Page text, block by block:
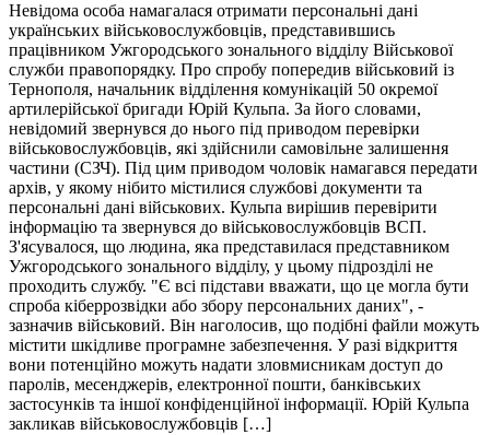
Невідома особа намагалася отримати персональні дані
українських військовослужбовців, представившись
працівником Ужгородського зонального відділу Військової
служби правопорядку. Про спробу попередив військовий із
Тернополя, начальник відділення комунікацій 50 окремої
артилерійської бригади Юрій Кульпа. За його словами,
невідомий звернувся до нього під приводом перевірки
військовослужбовців, які здійснили самовільне залишення
частини (СЗЧ). Під цим приводом чоловік намагався передати
архів, у якому нібито містилися службові документи та
персональні дані військових. Кульпа вирішив перевірити
інформацію та звернувся до військовослужбовців ВСП.
З'ясувалося, що людина, яка представилася представником
Ужгородського зонального відділу, у цьому підрозділі не
проходить службу. "Є всі підстави вважати, що це могла бути
спроба кіберрозвідки або збору персональних даних", -
зазначив військовий. Він наголосив, що подібні файли можуть
містити шкідливе програмне забезпечення. У разі відкриття
вони потенційно можуть надати зловмисникам доступ до
паролів, месенджерів, електронної пошти, банківських
застосунків та іншої конфіденційної інформації. Юрій Кульпа
закликав військовослужбовців […]